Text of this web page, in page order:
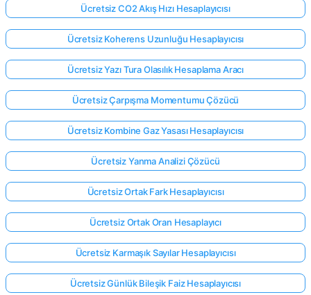
Ücretsiz CO2 Akış Hızı Hesaplayıcısı
Ücretsiz Koherens Uzunluğu Hesaplayıcısı
Ücretsiz Yazı Tura Olasılık Hesaplama Aracı
Ücretsiz Çarpışma Momentumu Çözücü
Ücretsiz Kombine Gaz Yasası Hesaplayıcısı
Ücretsiz Yanma Analizi Çözücü
Ücretsiz Ortak Fark Hesaplayıcısı
Ücretsiz Ortak Oran Hesaplayıcı
Ücretsiz Karmaşık Sayılar Hesaplayıcısı
Ücretsiz Günlük Bileşik Faiz Hesaplayıcısı